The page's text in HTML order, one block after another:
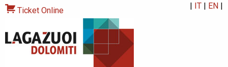
Ticket Online | IT | EN |